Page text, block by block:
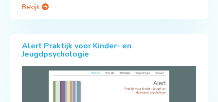
Bekijk
Alert Praktijk voor Kinder- en
Jeugdpsychologie